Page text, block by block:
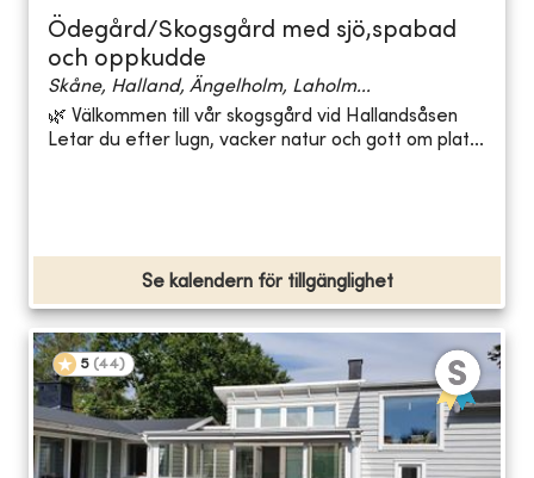
Ödegård/Skogsgård med sjö,spabad
och oppkudde
Skåne, Halland, Ängelholm, Laholm...
🌿 Välkommen till vår skogsgård vid Hallandsåsen
Letar du efter lugn, vacker natur och gott om plat...
Se kalendern för tillgänglighet
5 (44)